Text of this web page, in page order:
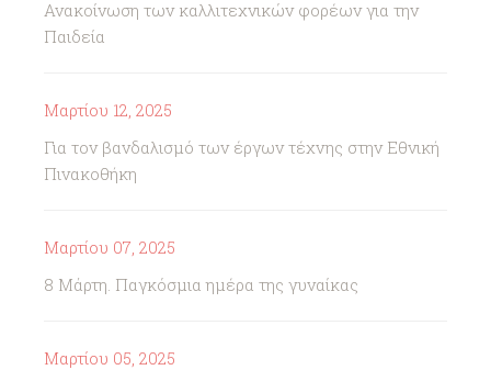
Ανακοίνωση των καλλιτεχνικών φορέων για την
Παιδεία
Μαρτίου 12, 2025
Για τον βανδαλισμό των έργων τέχνης στην Εθνική
Πινακοθήκη
Μαρτίου 07, 2025
8 Μάρτη. Παγκόσμια ημέρα της γυναίκας
Μαρτίου 05, 2025